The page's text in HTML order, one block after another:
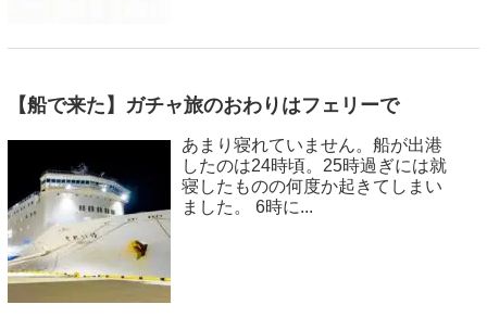
【船で来た】ガチャ旅のおわりはフェリーで
あまり寝れていません。船が出港
したのは24時頃。25時過ぎには就
寝したものの何度か起きてしまい
ました。 6時に...